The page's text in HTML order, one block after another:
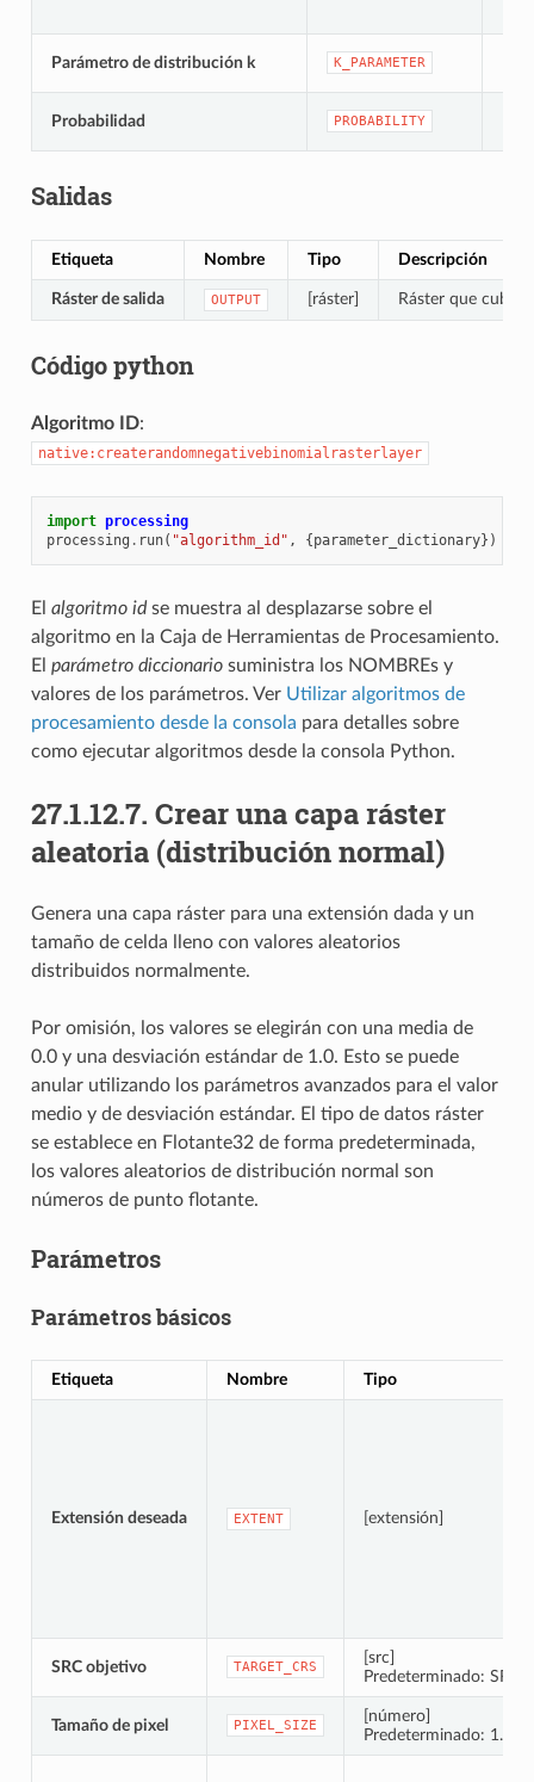
Parámetro de distribución k K_PARAMETER
Probabilidad PROBABILITY
Salidas
Etiqueta Nombre Tipo Descripción
Ráster de salida OUTPUT [ráster] Ráster que cubre
Código python
Algoritmo ID:
native:createrandomnegativebinomialrasterlayer
import processing
processing . run( "algorithm_id" , {parameter_dictionary})
El algoritmo idse muestra al desplazarse sobre el
algoritmo en la Caja de Herramientas de Procesamiento.
El parámetro diccionariosuministra los NOMBREs y
valores de los parámetros. Ver Utilizar algoritmos de
procesamiento desde la consola para detalles sobre
como ejecutar algoritmos desde la consola Python.
27.1.12.7. Crear una capa ráster
aleatoria (distribución normal)
Genera una capa ráster para una extensión dada y un
tamaño de celda lleno con valores aleatorios
distribuidos normalmente.
Por omisión, los valores se elegirán con una media de
0.0 y una desviación estándar de 1.0. Esto se puede
anular utilizando los parámetros avanzados para el valor
medio y de desviación estándar. El tipo de datos ráster
se establece en Flotante32 de forma predeterminada,
los valores aleatorios de distribución normal son
números de punto flotante.
Parámetros
Parámetros básicos
Etiqueta Nombre Tipo
Extensión deseada EXTENT [extensión]
SRC objetivo TARGET_CRS
[src]
Predeterminado: SRC
Tamaño de pixel PIXEL_SIZE
[número]
Predeterminado: 1.0